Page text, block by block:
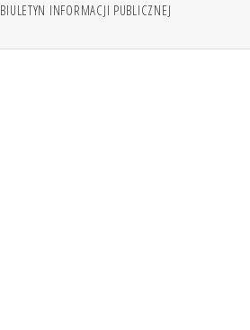
BIULETYN INFORMACJI PUBLICZNEJ